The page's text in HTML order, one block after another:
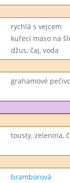
rychlá s vejcem
kuřecí maso na
džus, čaj, voda
grahamové
tousty, zelenina,
bramborová